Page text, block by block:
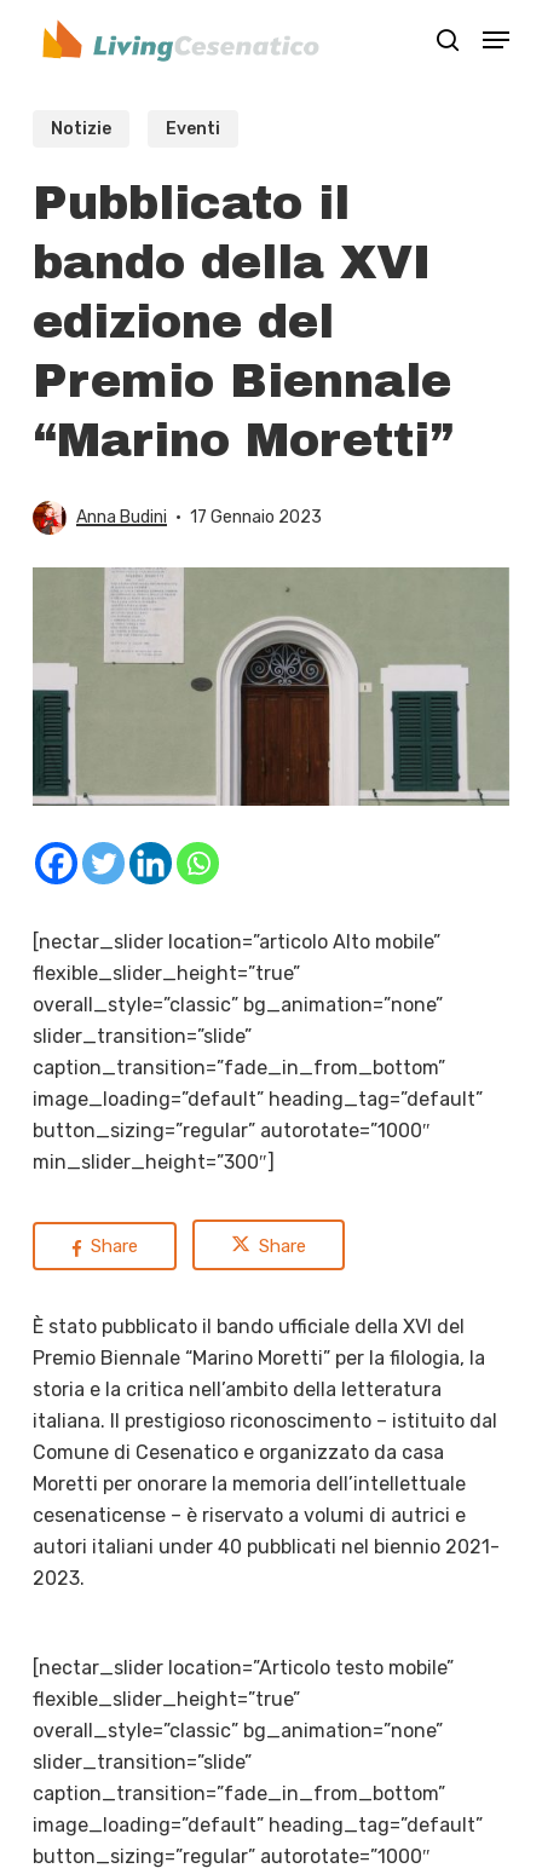
search
Menu
Notizie Eventi
Pubblicato il
bando della XVI
edizione del
Premio Biennale
“Marino Moretti”
Anna Budini 17 Gennaio 2023
[nectar_slider location=”articolo Alto mobile”
flexible_slider_height=”true”
overall_style=”classic” bg_animation=”none”
slider_transition=”slide”
caption_transition=”fade_in_from_bottom”
image_loading=”default” heading_tag=”default”
button_sizing=”regular” autorotate=”1000″
min_slider_height=”300″]
Share Share
È stato pubblicato il bando ufficiale della XVI del
Premio Biennale “Marino Moretti” per la filologia, la
storia e la critica nell’ambito della letteratura
italiana. Il prestigioso riconoscimento – istituito dal
Comune di Cesenatico e organizzato da casa
Moretti per onorare la memoria dell’intellettuale
cesenaticense – è riservato a volumi di autrici e
autori italiani under 40 pubblicati nel biennio 2021-
2023.
[nectar_slider location=”Articolo testo mobile”
flexible_slider_height=”true”
overall_style=”classic” bg_animation=”none”
slider_transition=”slide”
caption_transition=”fade_in_from_bottom”
image_loading=”default” heading_tag=”default”
button_sizing=”regular” autorotate=”1000″